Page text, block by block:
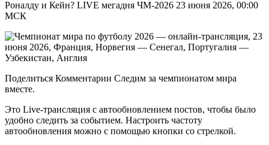
Роналду и Кейн? LIVE мегадня ЧМ-2026 23 июня 2026, 00:00
МСК
Поделиться Комментарии Следим за чемпионатом мира
вместе.
Это Live-трансляция с автообновлением постов, чтобы было
удобно следить за событием. Настроить частоту
автообновления можно с помощью кнопки со стрелкой.